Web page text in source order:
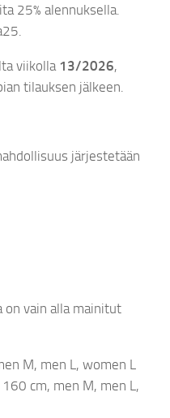
25% alennuksella.
viikolla 13/2026,
tilauksen jälkeen.
järjestetään
vain alla mainitut
M, men L, women L
cm, men M, men L,